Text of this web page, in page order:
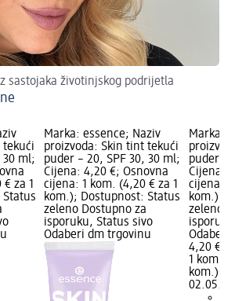
sastojaka životinjskog podrijetla
tekući
30 ml;
za 1
Marka: essence; Naziv
proizvoda: Skin tint tekući
puder – 20, SPF 30, 30 ml;
Cijena: 4,20 €; Osnovna
cijena: 1 kom. (4,20 € za 1
kom.); Dostupnost: Status
zeleno Dostupno za
isporuku, Status sivo
Odaberi dm trgovinu
Marka:
puder –
Cijena:
cijena: 1
kom.);
zeleno
Odaberi
4,20 €
1 kom.
kom.)